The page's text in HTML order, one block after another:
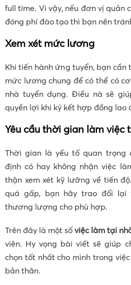
full time. Vì vậy, nếu đơn vị quản
đóng phí đào tạo thì bạn nên
Xem xét mức lương
Khi tiến hành ứng tuyển, bạn cần
mức lương chung để có thể có
nhà tuyển dụng. Điều nà sẽ
quyền lợi khi ký kết hợp đồng lao
Yêu cầu thời gian làm việc
Thời gian là yếu tố quan trọng
định có hay không nhận việc
thận xem xét kỹ lưỡng về tiến
quá gấp, bạn hãy trao đổi
thương lượng cho phù hợp.
Trên đây là một sốviệc làm tại
viên. Hy vọng bài viết sẽ giúp
chọn tốt nhất cho mình trong
bản thân.